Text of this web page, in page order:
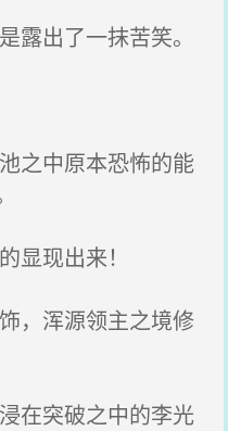
出了一抹苦笑。
之中原本恐怖的能
现出来！
，浑源领主之境修
在突破之中的李光